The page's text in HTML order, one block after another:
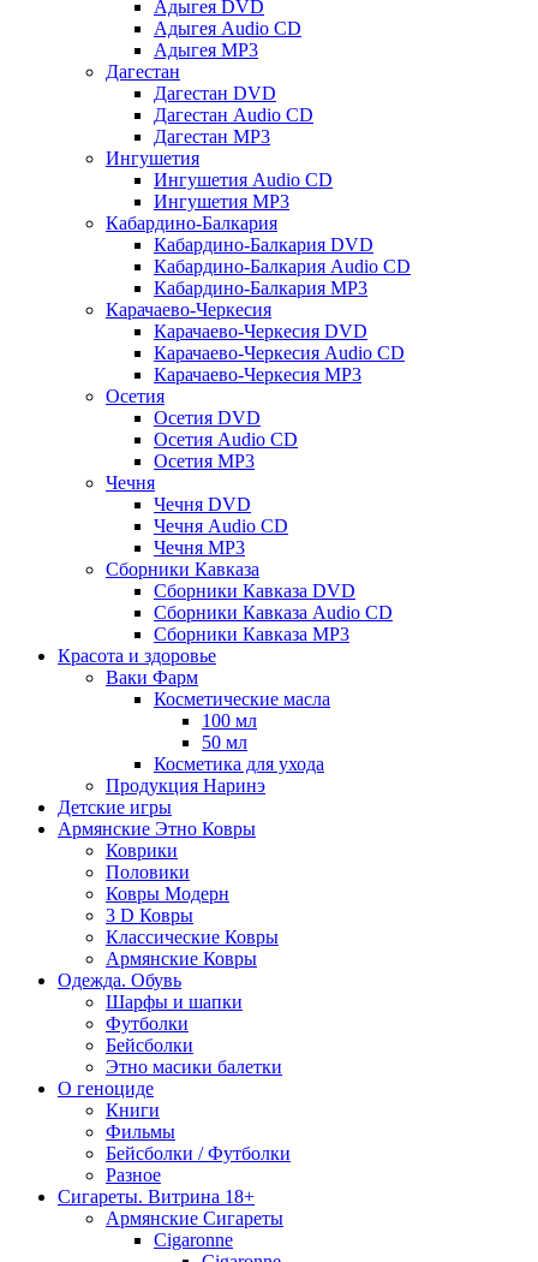
Адыгея DVD
Адыгея Audio CD
Адыгея MP3
Дагестан
Дагестан DVD
Дагестан Audio CD
Дагестан MP3
Ингушетия
Ингушетия Audio CD
Ингушетия MP3
Кабардино-Балкария
Кабардино-Балкария DVD
Кабардино-Балкария Audio CD
Кабардино-Балкария MP3
Карачаево-Черкесия
Карачаево-Черкесия DVD
Карачаево-Черкесия Audio CD
Карачаево-Черкесия MP3
Осетия
Осетия DVD
Осетия Audio CD
Осетия MP3
Чечня
Чечня DVD
Чечня Audio CD
Чечня MP3
Сборники Кавказа
Сборники Кавказа DVD
Сборники Кавказа Audio CD
Сборники Кавказа MP3
Красота и здоровье
Ваки Фарм
Косметические масла
100 мл
50 мл
Косметика для ухода
Продукция Наринэ
Детские игры
Армянские Этно Ковры
Коврики
Половики
Ковры Модерн
3 D Ковры
Классические Ковры
Армянские Ковры
Одежда. Обувь
Шарфы и шапки
Футболки
Бейсболки
Этно масики балетки
О геноциде
Книги
Фильмы
Бейсболки / Футболки
Разное
Сигареты. Витрина 18+
Армянские Сигареты
Cigaronne